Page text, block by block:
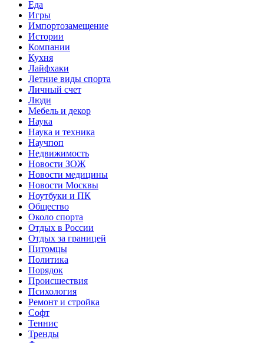
Еда
Игры
Импортозамещение
Истории
Компании
Кухня
Лайфхаки
Летние виды спорта
Личный счет
Люди
Мебель и декор
Наука
Наука и техника
Научпоп
Недвижимость
Новости ЗОЖ
Новости медицины
Новости Москвы
Ноутбуки и ПК
Общество
Около спорта
Отдых в России
Отдых за границей
Питомцы
Политика
Порядок
Происшествия
Психология
Ремонт и стройка
Софт
Теннис
Тренды